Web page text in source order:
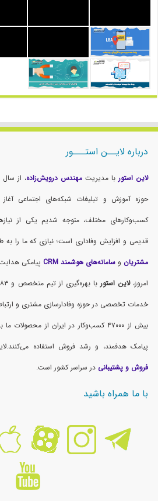
درباره لایــن استـــور
لاین استور با مدیریتمهندس درویش‌زاده
حوزه آموزش و تبلیغات شبکه‌های اجتماعی
کسب‌وکارهای مختلف، متوجه شدیم یکی از
قدیمی و افزایش وفاداری است؛ نیازی که ما را
مشتریان وسامانه‌های هوشمند CRM
پیامکی
امروز،لاین استور
خدمات تخصصی در حوزه وفادارسازی مشتری و
بیش از ۴۷۰۰۰ کسب‌وکار در ایران از
پیامک هدفمند، و رشد فروش استفاده
فروش و پشتیبانی در سراسر کشور است.
با ما همراه باشید